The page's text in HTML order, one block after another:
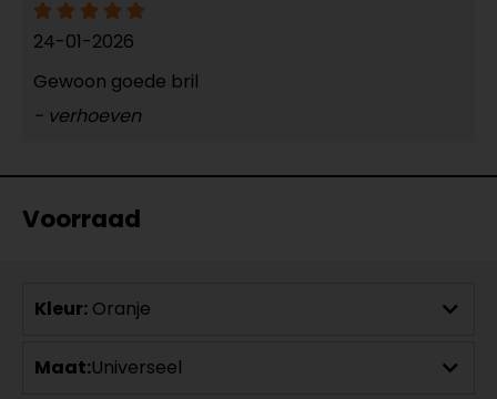
24-01-2026
Gewoon goede bril
- verhoeven
Voorraad
Kleur: Oranje
Maat:Universeel